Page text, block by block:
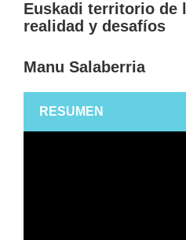
Euskadi territorio de
realidad y desafíos
Manu Salaberria
RESUMEN